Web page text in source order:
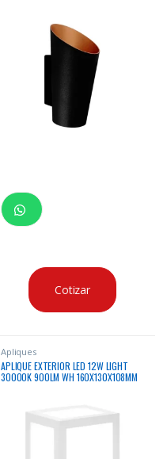
Cotizar
Apliques
APLIQUE EXTERIOR LED 12W LIGHT
30000K 900LM WH 160X130X108MM